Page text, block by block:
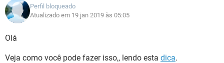
Perfil bloqueado
Atualizado em 19 jan 2019 às 05:05
Olá
Veja como você pode fazer isso,, lendo esta dica.